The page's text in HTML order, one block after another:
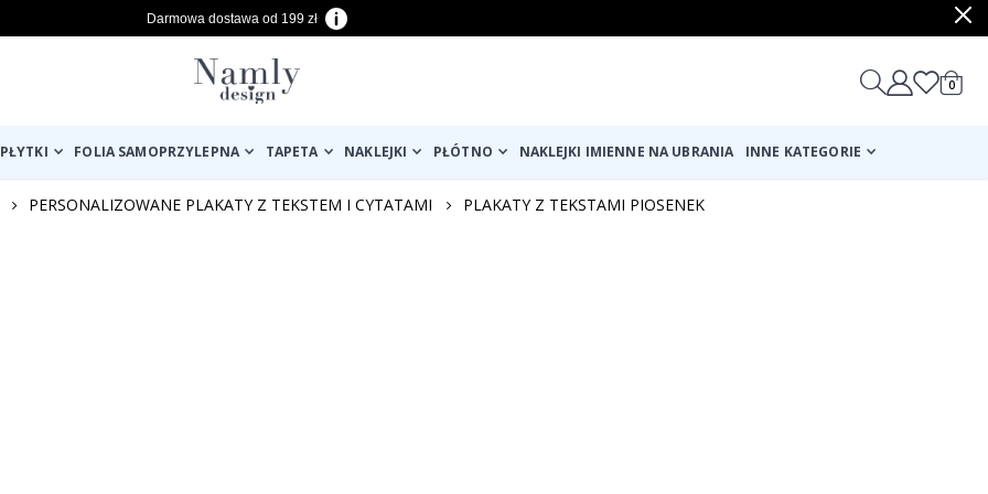
Darmowa dostawa od 199 zł
Cart
0
FOLIA SAMOPRZYLEPNA TAPETA NAKLEJKI PŁÓTNO NAKLEJKI IMIENNE NA UBRANIA INNE KATEGORIE
PERSONALIZOWANE PLAKATY Z TEKSTEM I CYTATAMI PLAKATY Z TEKSTAMI PIOSENEK